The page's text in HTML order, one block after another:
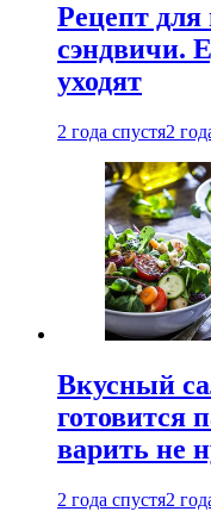
Рецепт для
сэндвичи.
уходят
2 года спустя2
Вкусный
готовится
варить не
2 года спустя2